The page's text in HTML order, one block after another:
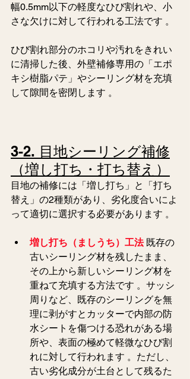
幅0.5mm以下の軽度なひび割れや、小
さな欠けに対して行われる工法です 。
ひび割れ部分のホコリや汚れをきれい
に清掃した後、外壁補修専用の「エポ
キシ樹脂パテ」やシーリング材を充填
して隙間を密閉します 。
3-2. 目地シーリング補修
（増し打ち・打ち替え）
目地の補修には「増し打ち」と「打ち
替え」の2種類があり、劣化度合いによ
って適切に選択する必要があります 。
増し打ち（ましうち）工法 既存の
古いシーリング材を残したまま、
その上から新しいシーリング材を
重ねて充填する方法です 。サッシ
周りなど、既存のシーリングを無
理に剥がすとカッターで内部の防
水シートを傷つける恐れがある場
所や、表面の極めて軽微なひび割
れに対して行われます 。ただし、
古い劣化成分が土台として残るた